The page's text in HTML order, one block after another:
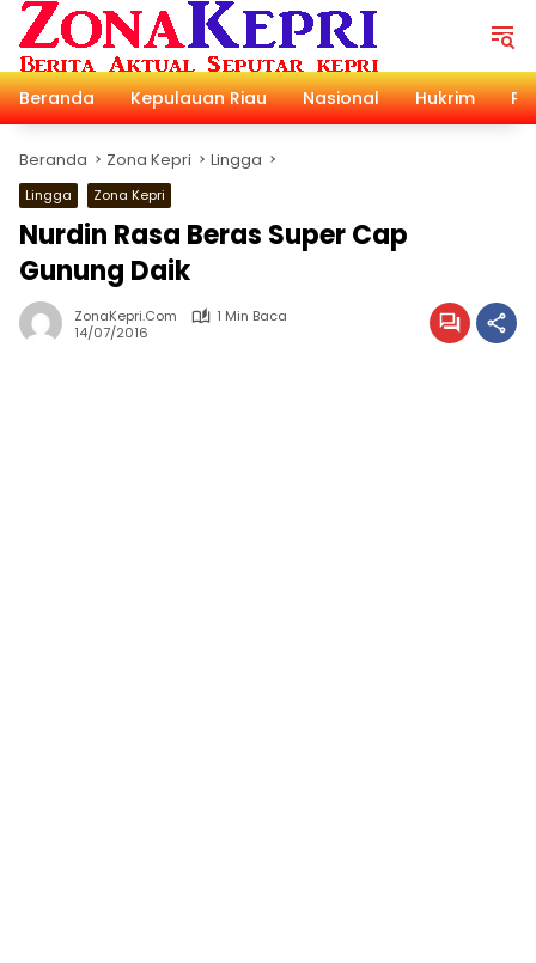
Langsung
konten
Beranda
Kepulauan Riau Nasional Hukrim
Beranda Zona Kepri Lingga
Lingga Zona Kepri
Nurdin Rasa Beras Super Cap
Gunung Daik
ZonaKepri.com
1 Min Baca
14/07/2016